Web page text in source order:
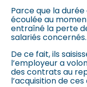
Parce que la durée
écoulée au
entraîné la perte
salariés concernés.
De ce fait, ils
l’employeur a
des contrats au
l’acquisition de